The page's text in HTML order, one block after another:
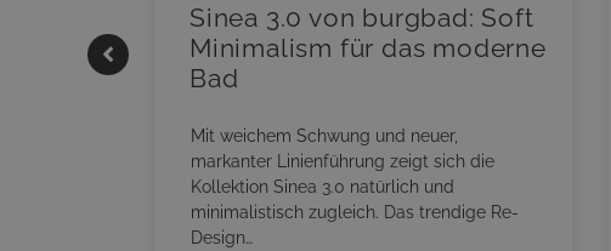
Sinea 3.0 von burgbad: Soft
Minimalism für das moderne
Bad
Mit weichem Schwung und neuer,
markanter Linienführung zeigt sich die
Kollektion Sinea 3.0 natürlich und
minimalistisch zugleich. Das trendige Re-
Design…